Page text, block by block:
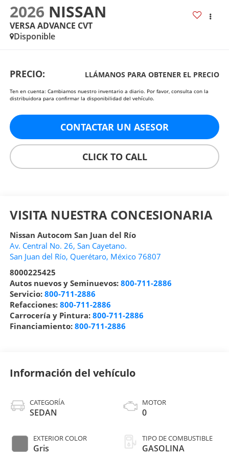
2026 NISSAN
VERSA ADVANCE CVT
Disponible
PRECIO: LLÁMANOS PARA OBTENER EL PRECIO
Ten en cuenta: Cambiamos nuestro inventario a diario. Por favor, consulta con la
distribuidora para confirmar la disponibilidad del vehículo.
CONTACTAR UN ASESOR
CLICK TO CALL
VISITA NUESTRA CONCESIONARIA
Nissan Autocom San Juan del Río
Av. Central No. 26, San Cayetano.
San Juan del Río, Querétaro, México 76807
8000225425
Autos nuevos y Seminuevos: 800-711-2886
Servicio: 800-711-2886
Refacciones: 800-711-2886
Carrocería y Pintura: 800-711-2886
Financiamiento: 800-711-2886
Información del vehículo
CATEGORÍA
SEDAN
EXTERIOR COLOR
Gris
MOTOR
0
TIPO DE COMBUSTIBLE
GASOLINA